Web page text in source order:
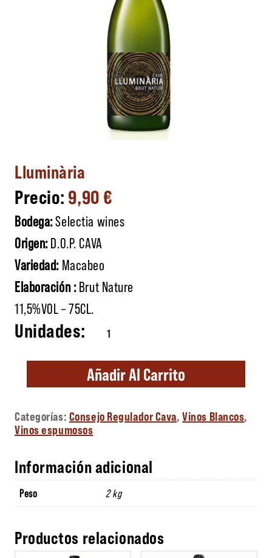
Lluminària
9,90€
Bodega:Selectia wines
Origen:D.O.P. CAVA
Variedad: Macabeo
Elaboración :Brut Nature
11,5%VOL – 75CL.
Lluminària cantidad
Añadir Al Carrito
Categorías: Consejo Regulador Cava,Vinos Blancos,
Vinos espumosos
Información adicional
Peso 2 kg
Productos relacionados